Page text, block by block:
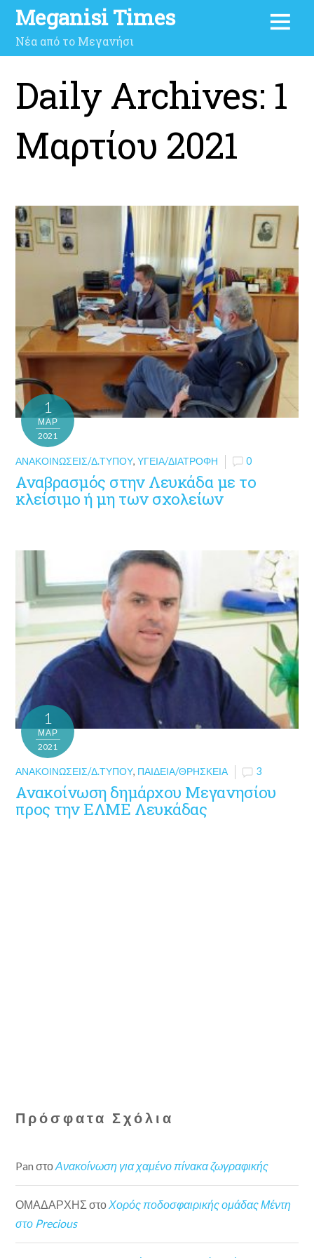
Meganisi Times
Νέα από το Μεγανήσι
Daily Archives: 1
Μαρτίου 2021
1
ΜΑΡ
2021
ΑΝΑΚΟΙΝΏΣΕΙΣ/Δ.ΤΎΠΟΥ,ΥΓΕΊΑ/ΔΙΑΤΡΟΦΉ 0
Αναβρασμός στην Λευκάδα με το
κλείσιμο ή μη των σχολείων
1
ΜΑΡ
2021
ΑΝΑΚΟΙΝΏΣΕΙΣ/Δ.ΤΎΠΟΥ, ΠΑΙΔΕΊΑ/ΘΡΗΣΚΕΊΑ 3
Ανακοίνωση δημάρχου Μεγανησίου
προς την ΕΛΜΕ Λευκάδας
Πρόσφατα Σχόλια
Pan στοΑνακοίνωση για χαμένο πίνακα ζωγραφικής
ΟΜΑΔΑΡΧΗΣ στοΧορός ποδοσφαιρικής ομάδας Μέντη
στο Precious